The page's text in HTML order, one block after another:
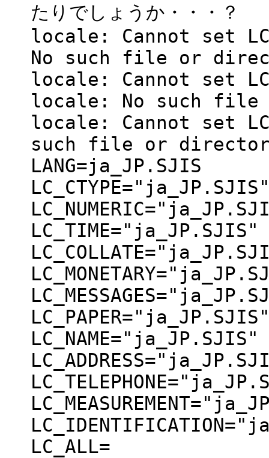
たりでしょうか・・・？
locale: Cannot set
No such file or
locale: Cannot set
locale: No such
locale: Cannot set
such file or
LANG=ja_JP.SJIS
LC_TIME="ja_JP.SJIS"
LC_NAME="ja_JP.SJIS"
LC_ALL=